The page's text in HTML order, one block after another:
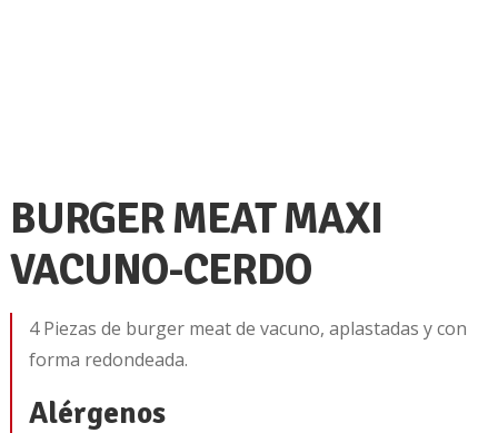
BURGER MEAT MAXI
VACUNO-CERDO
4 Piezas de burger meat de vacuno, aplastadas y con
forma redondeada.
Alérgenos